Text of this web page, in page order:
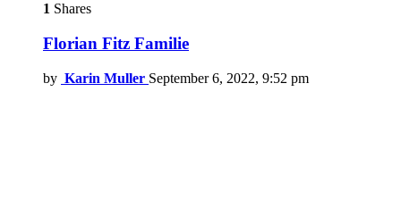
1 Shares
Florian Fitz Familie
by Karin Muller September 6, 2022, 9:52 pm